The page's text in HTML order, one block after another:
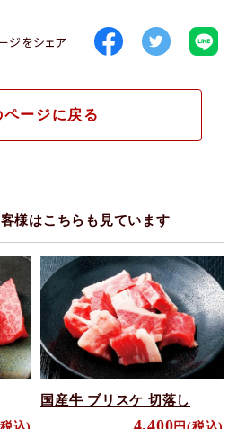
ジをシェア
ページに戻る
様はこちらも見ています
国産牛 ブリスケ 切落し
4,400